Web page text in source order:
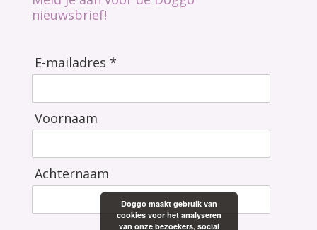
nieuwsbrief!
E-mailadres *
Voornaam
Achternaam
Doggo maakt gebruik van
cookies voor het analyseren
van onze bezoekers, social